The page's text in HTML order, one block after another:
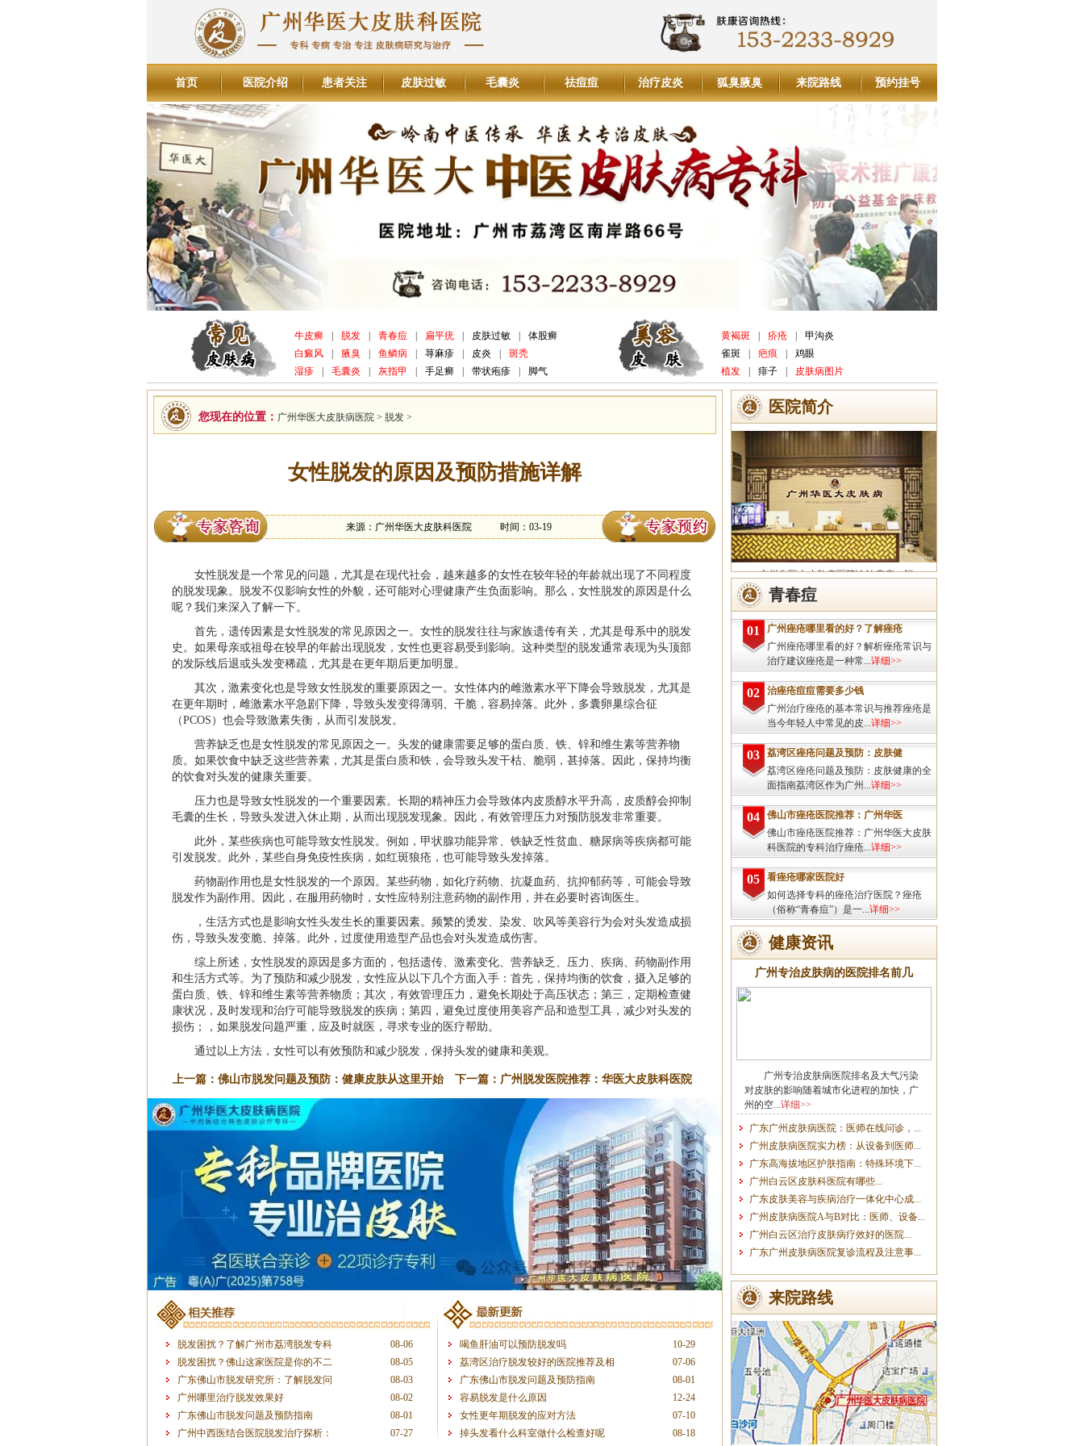
首页 医院介绍 患者关注 皮肤过敏 毛囊炎 祛痘痘 治疗皮炎 狐臭腋臭 来院路线 预约挂号
牛皮癣 脱发 青春痘 扁平疣 皮肤过敏
体股癣
白癜风
腋臭 鱼鳞病 荨麻疹 皮炎
斑秃
湿疹
毛囊炎 灰指甲 手足癣 带状疱疹 脚气
黄褐斑 疥疮
甲沟炎
雀斑
疤痕
鸡眼
植发
痱子 皮肤病图片
您现在的位置： 广州华医大皮肤病医院 > 脱发 >
女性脱发的原因及预防措施详解
来源：广州华医大皮肤科医院 时间：03-19
女性脱发是一个常见的问题，尤其是在现代社会，越来越多的女性在较年轻的年龄就出现了不同程度
的脱发现象。脱发不仅影响女性的外貌，还可能对心理健康产生负面影响。那么，女性脱发的原因是什么
呢？我们来深入了解一下。
首先，遗传因素是女性脱发的常见原因之一。女性的脱发往往与家族遗传有关，尤其是母系中的脱发
史。如果母亲或祖母在较早的年龄出现脱发，女性也更容易受到影响。这种类型的脱发通常表现为头顶部
的发际线后退或头发变稀疏，尤其是在更年期后更加明显。
其次，激素变化也是导致女性脱发的重要原因之一。女性体内的雌激素水平下降会导致脱发，尤其是
在更年期时，雌激素水平急剧下降，导致头发变得薄弱、干脆，容易掉落。此外，多囊卵巢综合征
（PCOS）也会导致激素失衡，从而引发脱发。
营养缺乏也是女性脱发的常见原因之一。头发的健康需要足够的蛋白质、铁、锌和维生素等营养物
质。如果饮食中缺乏这些营养素，尤其是蛋白质和铁，会导致头发干枯、脆弱，甚掉落。因此，保持均衡
的饮食对头发的健康关重要。
压力也是导致女性脱发的一个重要因素。长期的精神压力会导致体内皮质醇水平升高，皮质醇会抑制
毛囊的生长，导致头发进入休止期，从而出现脱发现象。因此，有效管理压力对预防脱发非常重要。
此外，某些疾病也可能导致女性脱发。例如，甲状腺功能异常、铁缺乏性贫血、糖尿病等疾病都可能
引发脱发。此外，某些自身免疫性疾病，如红斑狼疮，也可能导致头发掉落。
药物副作用也是女性脱发的一个原因。某些药物，如化疗药物、抗凝血药、抗抑郁药等，可能会导致
脱发作为副作用。因此，在服用药物时，女性应特别注意药物的副作用，并在必要时咨询医生。
，生活方式也是影响女性头发生长的重要因素。频繁的烫发、染发、吹风等美容行为会对头发造成损
伤，导致头发变脆、掉落。此外，过度使用造型产品也会对头发造成伤害。
综上所述，女性脱发的原因是多方面的，包括遗传、激素变化、营养缺乏、压力、疾病、药物副作用
和生活方式等。为了预防和减少脱发，女性应从以下几个方面入手：首先，保持均衡的饮食，摄入足够的
蛋白质、铁、锌和维生素等营养物质；其次，有效管理压力，避免长期处于高压状态；第三，定期检查健
康状况，及时发现和治疗可能导致脱发的疾病；第四，避免过度使用美容产品和造型工具，减少对头发的
损伤；，如果脱发问题严重，应及时就医，寻求专业的医疗帮助。
通过以上方法，女性可以有效预防和减少脱发，保持头发的健康和美观。
下一篇： 广州脱发医院推荐：华医大皮肤科医院
详解脱发问题_广州皮肤科
上一篇： 佛山市脱发问题及预防：健康皮肤从这里开始
08-06
脱发困扰？了解广州市荔湾脱发专科
08-05
脱发困扰？佛山这家医院是你的不二
08-03
广东佛山市脱发研究所：了解脱发问
08-02
广州哪里治疗脱发效果好
08-01
广东佛山市脱发问题及预防指南
07-27
广州中西医结合医院脱发治疗探析：
10-29
喝鱼肝油可以预防脱发吗
07-06
荔湾区治疗脱发较好的医院推荐及相
08-01
广东佛山市脱发问题及预防指南
12-24
容易脱发是什么原因
07-10
女性更年期脱发的应对方法
08-18
掉头发看什么科室做什么检查好呢
医院简介
广州华医大皮肤病医院诊治痤疮、脱
发、灰指甲、荨麻疹、湿疹、皮炎、斑秃、
皮肤过敏、扁平疣、带状疱疹、皮肤瘙痒、
皮肤过敏等皮肤疾病的治疗方面...详细>>
青春痘
01
广州痤疮哪里看的好？了解痤疮
广州痤疮哪里看的好？解析痤疮常识与
治疗建议痤疮是一种常...详细>>
02
治痤疮痘痘需要多少钱
广州治疗痤疮的基本常识与推荐痤疮是
当今年轻人中常见的皮...详细>>
03
荔湾区痤疮问题及预防：皮肤健
荔湾区痤疮问题及预防：皮肤健康的全
面指南荔湾区作为广州...详细>>
04
佛山市痤疮医院推荐：广州华医
佛山市痤疮医院推荐：广州华医大皮肤
科医院的专科治疗痤疮...详细>>
05
看痤疮哪家医院好
如何选择专科的痤疮治疗医院？痤疮
（俗称“青春痘”）是一...详细>>
健康资讯
广州专治皮肤病的医院排名前几
广州专治皮肤病医院排名及大气污染
对皮肤的影响随着城市化进程的加快，广
州的空...详细>>
广东广州皮肤病医院：医师在线问诊，...
广州皮肤病医院实力榜：从设备到医师...
广东高海拔地区护肤指南：特殊环境下...
广州白云区皮肤科医院有哪些...
广东皮肤美容与疾病治疗一体化中心成...
广州皮肤病医院A与B对比：医师、设备...
广州白云区治疗皮肤病疗效好的医院...
广东广州皮肤病医院复诊流程及注意事...
来院路线